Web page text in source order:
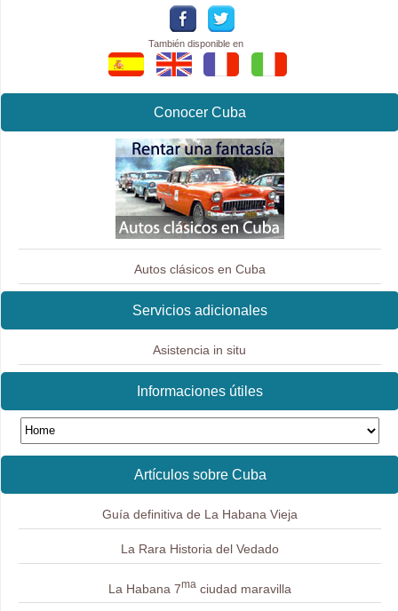
También disponible en
Conocer Cuba
Autos clásicos en Cuba
Servicios adicionales
Asistencia in situ
Informaciones útiles
Artículos sobre Cuba
Guía definitiva de La Habana Vieja
La Rara Historia del Vedado
La Habana 7maciudad maravilla